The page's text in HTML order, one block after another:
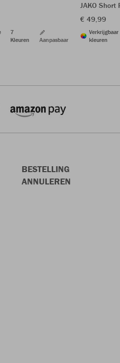
7
Kleuren
Aanpasbaar
JAKO Short
€ 49,99
kleuren
BESTELLING
ANNULEREN